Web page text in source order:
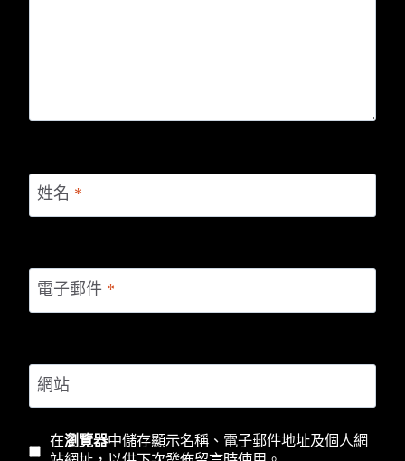
姓名 *
電子郵件 *
網站
在瀏覽器中儲存顯示名稱、電子郵件地址及個人網